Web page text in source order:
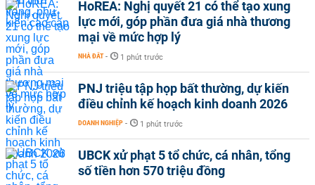
HoREA: Nghị quyết 21 có thể tạo xung
lực mới, góp phần đưa giá nhà thương
mại về mức hợp lý
NHÀ ĐẤT - 1 phút trước
PNJ triệu tập họp bất thường, dự kiến
điều chỉnh kế hoạch kinh doanh 2026
DOANH NGHIỆP - 1 phút trước
UBCK xử phạt 5 tổ chức, cá nhân, tổng
số tiền hơn 570 triệu đồng